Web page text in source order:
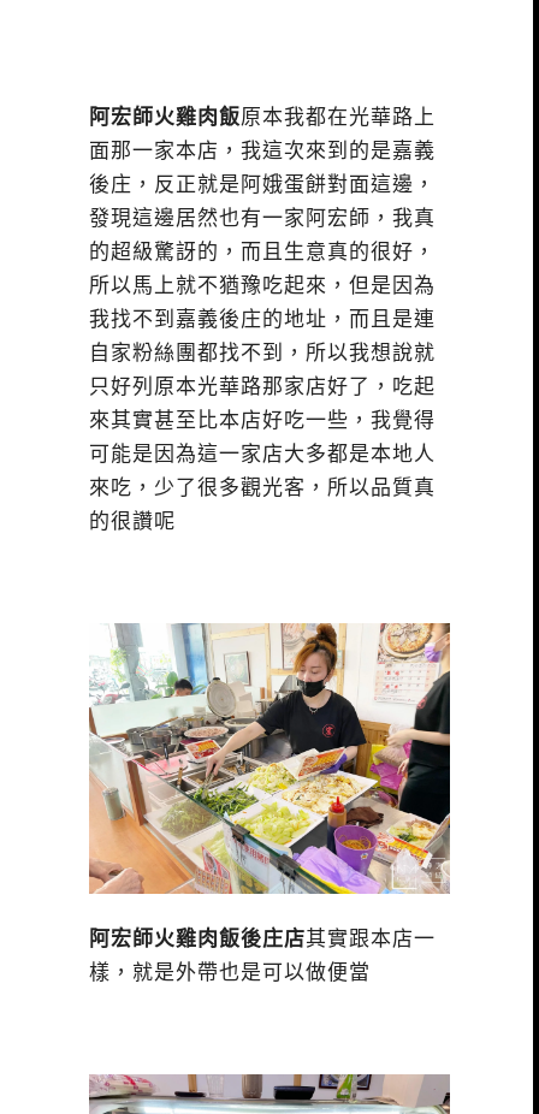
阿宏師火雞肉飯原本我都在光華路上
面那一家本店，我這次來到的是嘉義
後庄，反正就是阿娥蛋餅對面這邊，
發現這邊居然也有一家阿宏師，我真
的超級驚訝的，而且生意真的很好，
所以馬上就不猶豫吃起來，但是因為
我找不到嘉義後庄的地址，而且是連
自家粉絲團都找不到，所以我想說就
只好列原本光華路那家店好了，吃起
來其實甚至比本店好吃一些，我覺得
可能是因為這一家店大多都是本地人
來吃，少了很多觀光客，所以品質真
的很讚呢
阿宏師火雞肉飯後庄店其實跟本店一
樣，就是外帶也是可以做便當